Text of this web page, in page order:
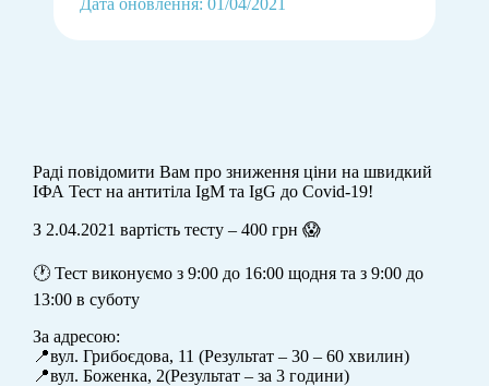
Дата оновлення: 01/04/2021
Раді повідомити Вам про зниження ціни на швидкий
ІФА Тест на антитіла IgМ та IgG до Covid-19!
З 2.04.2021 вартість тесту – 400 грн 😱
🕐 Тест виконуємо з 9:00 до 16:00 щодня та з 9:00 до
13:00 в суботу
За адресою:
📍вул. Грибоєдова, 11 (Результат – 30 – 60 хвилин)
📍вул. Боженка, 2(Результат – за 3 години)